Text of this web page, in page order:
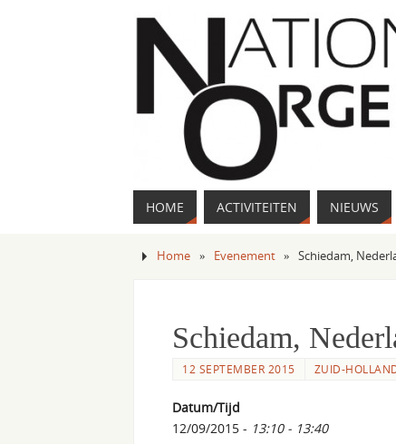
HOME ACTIVITEITEN NIEUWS
Home » Evenement » Schiedam,
Schiedam,
12 SEPTEMBER 2015 ZUID-
Datum/Tijd
12/09/2015 - 13:10 - 13:40